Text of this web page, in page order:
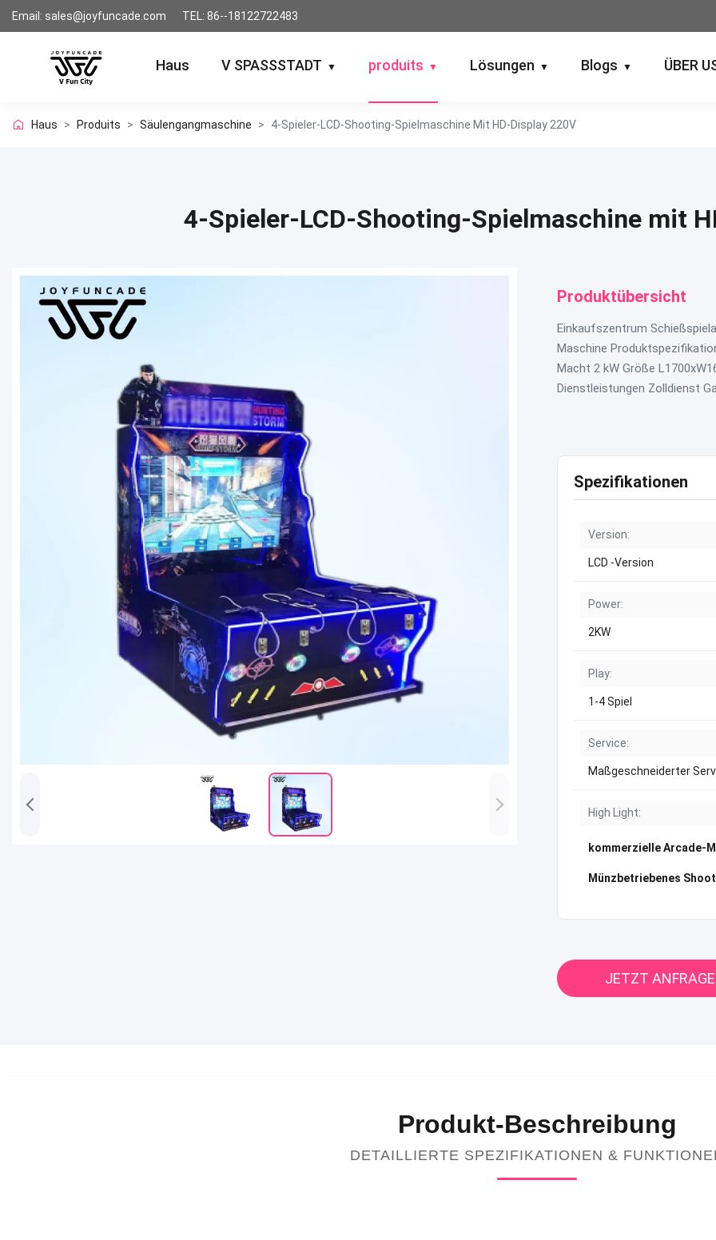
Email: sales@joyfuncade.com TEL: 86--18122722483
Haus V SPASSSTADT ▼ produits ▼ Lösungen ▼ Blogs ▼ ÜBER
Haus > Produits > Säulengangmaschine > 4-Spieler-LCD-Shooting-Spielmaschine Mit HD-Display 220V
4-Spieler-LCD-Shooting-Spielmaschine mit
Produktübersicht
Einkaufszentrum
Maschine
Macht 2 kW Größe
Dienstleistungen Zolldienst
Spezifikationen
Version:
LCD -Version
Power:
2KW
Play:
1-4 Spiel
Service:
Maßgeschneiderter
High Light:
kommerzielle Arcade-
Münzbetriebenes
JETZT
Produkt-Beschreibung
DETAILLIERTE SPEZIFIKATIONEN &